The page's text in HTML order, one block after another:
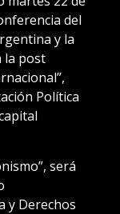
del
y la
la post
Política
será
y Derechos